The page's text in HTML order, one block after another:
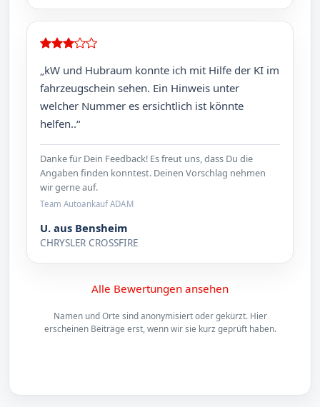
„kW und Hubraum konnte ich mit Hilfe der KI im
fahrzeugschein sehen. Ein Hinweis unter
welcher Nummer es ersichtlich ist könnte
helfen..“
Danke für Dein Feedback! Es freut uns, dass Du die
Angaben finden konntest. Deinen Vorschlag nehmen
wir gerne auf.
Team Autoankauf ADAM
U. aus Bensheim
CHRYSLER CROSSFIRE
Alle Bewertungen ansehen
Namen und Orte sind anonymisiert oder gekürzt. Hier
erscheinen Beiträge erst, wenn wir sie kurz geprüft haben.